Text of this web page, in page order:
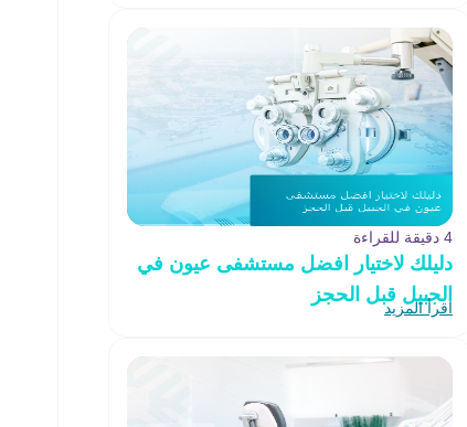
4 دقيقة للقراءة
دليلك لاختيار افضل مستشفى عيون في
الجبيل قبل الحجز
اقرأ المزيد